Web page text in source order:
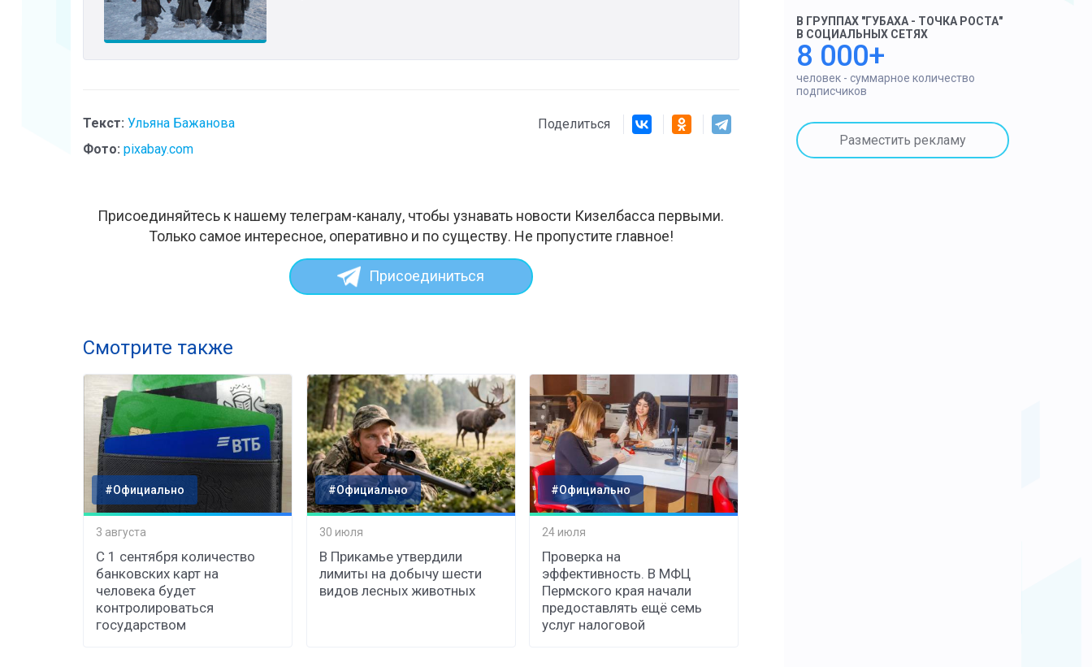
Текст: Ульяна Бажанова
Фото: pixabay.com
Поделиться
Присоединяйтесь к нашему телеграм-каналу, чтобы узнавать новости Кизелбасса первыми.
Только самое интересное, оперативно и по существу. Не пропустите главное!
Присоединиться
Смотрите также
#Официально
3 августа
С 1 сентября количество
банковских карт на
человека будет
контролироваться
государством
#Официально
30 июля
В Прикамье утвердили
лимиты на добычу шести
видов лесных животных
#Официально
24 июля
Проверка на
эффективность. В МФЦ
Пермского края начали
предоставлять ещё семь
услуг налоговой
В ГРУППАХ "ГУБАХА - ТОЧКА РОСТА"
В СОЦИАЛЬНЫХ СЕТЯХ
8 000+
человек - суммарное количество
подписчиков
Разместить рекламу